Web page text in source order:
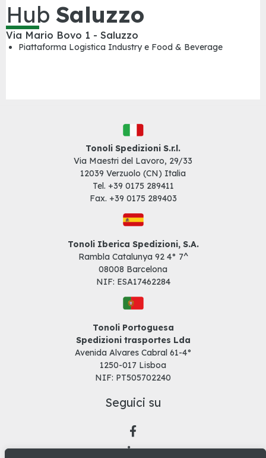
Hub Saluzzo
Via Mario Bovo 1 - Saluzzo
Piattaforma Logistica Industry e Food & Beverage
Tonoli Spedizioni S.r.l.
Via Maestri del Lavoro, 29/33
12039 Verzuolo (CN) Italia
Tel. +39 0175 289411
Fax. +39 0175 289403
Tonoli Iberica Spedizioni, S.A.
Rambla Catalunya 92 4° 7^
08008 Barcelona
NIF: ESA17462284
Tonoli Portoguesa
Spedizioni trasportes Lda
Avenida Alvares Cabral 61-4°
1250-017 Lisboa
NIF: PT505702240
Seguici su